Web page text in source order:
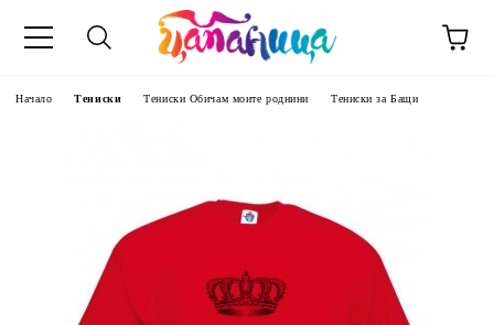
Начало Тениски Тениски Обичам моите роднини Тениски за Бащи